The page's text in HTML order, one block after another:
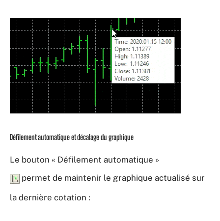
Défilement automatique et décalage du graphique
Le bouton « Défilement automatique »
permet de maintenir le graphique actualisé sur
la dernière cotation :